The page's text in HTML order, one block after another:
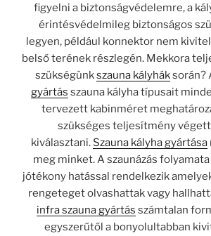
figyelni a biztonságvédelemre, a
érintésvédelmileg biztonságos
legyen, például konnektor nem
belső terének részlegén. Mekkora
szükségünkszauna kályháksorán?
gyártás szauna kályha típusait
tervezett kabinméret
szükséges teljesítmény
kiválasztani. Szauna kályha gyártása
meg minket. A szaunázás
jótékony hatással rendelkezik
rengeteget olvashattak vagy
infra szauna gyártás számtalan
egyszerűtől a bonyolultabban